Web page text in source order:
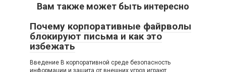
Вам также может быть интересно
Почему корпоративные файрволы
блокируют письма и как это
избежать
Введение В корпоративной среде безопасность
информации и защита от внешних угроз играют